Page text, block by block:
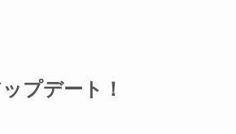
プデート！